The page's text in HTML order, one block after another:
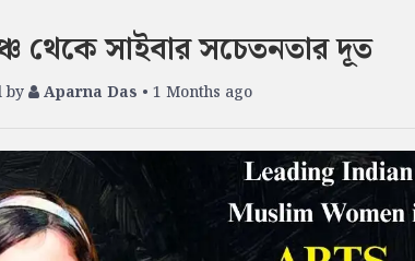
থেকে সাইবার সচেতনতার দূত
by Aparna Das • 1 Months ago